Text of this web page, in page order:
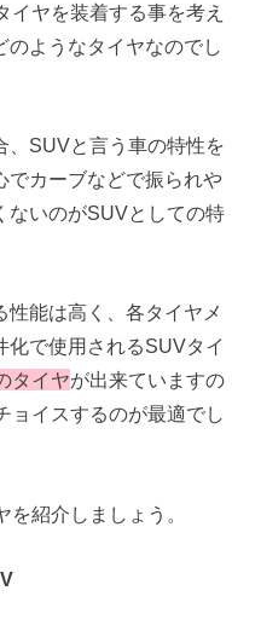
イヤを装着する事を考え
のようなタイヤなのでし
、SUVと言う車の特性を
でカーブなどで振られや
ないのがSUVとしての特
能は高く、各タイヤメ
化で使用されるSUVタイ
タイヤが出来ていますの
ョイスするのが最適でし
紹介しましょう。